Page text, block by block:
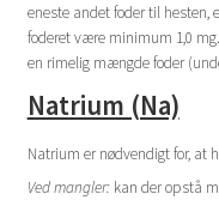
eneste andet foder til hesten,
foderet være minimum 1,0
en rimelig mængde foder
Natrium (Na)
Natrium er nødvendigt for, at
Ved mangler:kan der opstå